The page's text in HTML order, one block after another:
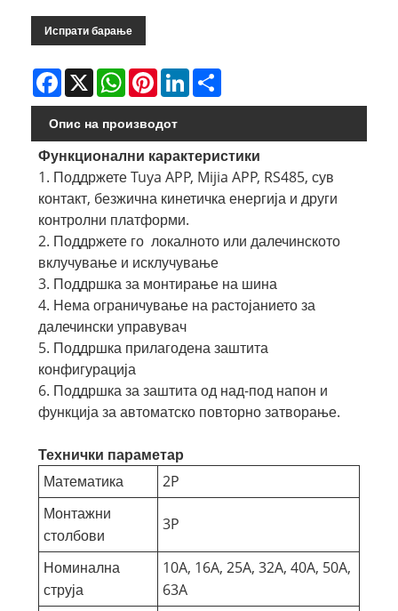
Испрати барање
Facebook
X WhatsAppPinterestLinkedIn
Опис на производот
Функционални карактеристики
1. Поддржете Tuya APP, Mijia APP, RS485, сув
контакт, безжична кинетичка енергија и други
контролни платформи.
2. Поддржете го локалното или далечинското
вклучување и исклучување
3. Поддршка за монтирање на шина
4. Нема ограничување на растојанието за
далечински управувач
5. Поддршка прилагодена заштита
конфигурација
6. Поддршка за заштита од над-под напон и
функција за автоматско повторно затворање.
Технички параметар
Математика
2P
Монтажни
столбови
3P
Номинална
струја
10A, 16A, 25A, 32A, 40A, 50A,
63A